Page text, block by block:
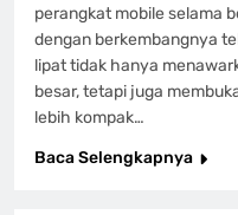
perangkat mobile selama
dengan berkembangnya
lipat tidak hanya
besar, tetapi juga
lebih kompak…
Baca Selengkapnya